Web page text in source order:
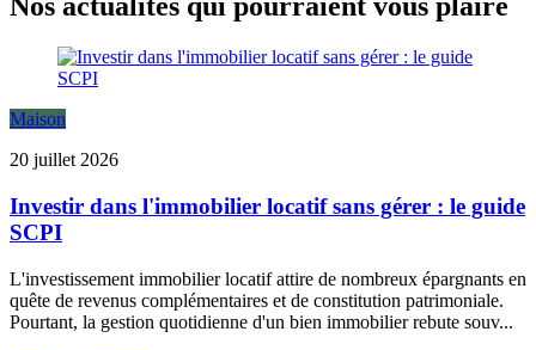
Nos actualités qui pourraient vous plaire
Maison
20 juillet 2026
Investir dans l'immobilier locatif sans gérer : le guide
SCPI
L'investissement immobilier locatif attire de nombreux épargnants en
quête de revenus complémentaires et de constitution patrimoniale.
Pourtant, la gestion quotidienne d'un bien immobilier rebute souv...